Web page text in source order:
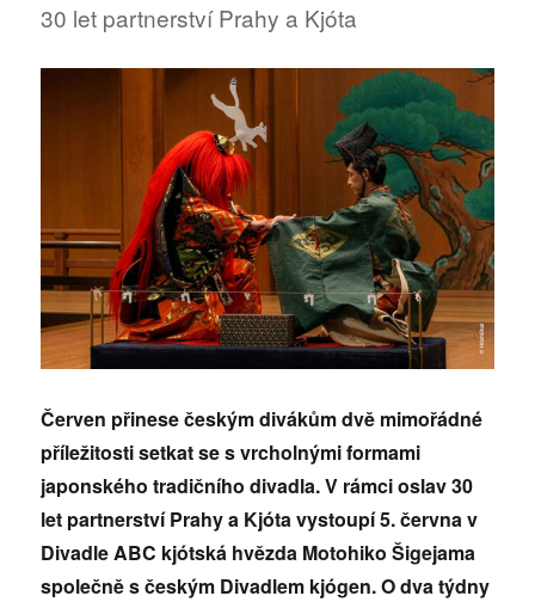
30 let partnerství Prahy a Kjóta
Červen přinese českým divákům dvě mimořádné
příležitosti setkat se s vrcholnými formami
japonského tradičního divadla. V rámci oslav 30
let partnerství Prahy a Kjóta vystoupí 5. června v
Divadle ABC kjótská hvězda Motohiko Šigejama
společně s českým Divadlem kjógen. O dva týdny